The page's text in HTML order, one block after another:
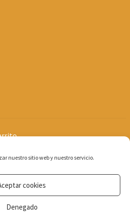
nuestro sitio web y nuestro servicio.
cookies
Denegado
Peluquería y Estética 2026